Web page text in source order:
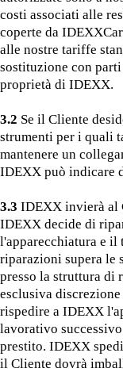
costi associati alle
coperte da
alle nostre tariffe
sostituzione con
proprietà di IDEXX.
3.2 Se il Cliente
strumenti per i quali
mantenere un
IDEXX può indicare
3.3 IDEXX invierà al
IDEXX decide di
l'apparecchiatura e il
riparazioni supera le
presso la struttura di
esclusiva
rispedire a IDEXX
lavorativo
prestito. IDEXX
il Cliente dovrà